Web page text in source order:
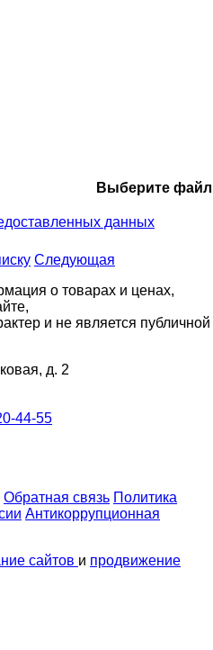
Выберите файл
данных
Следующая
о товарах и ценах,
и не является публичной
д. 2
44-55
Обратная связь Политика
Антикоррупционная
сайтов и продвижение